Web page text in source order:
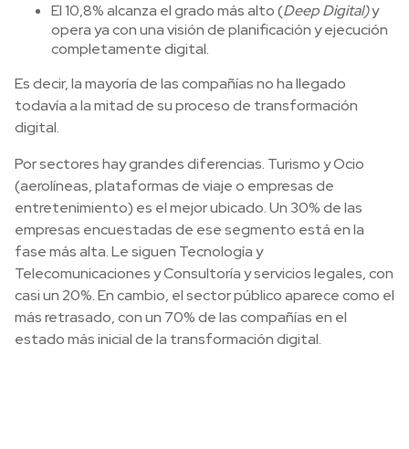
El 10,8% alcanza el grado más alto (Deep Digital)y
opera ya con una visión de planificación y ejecución
completamente digital.
Es decir, la mayoría de las compañías no ha llegado
todavía a la mitad de su proceso de transformación
digital.
Por sectores hay grandes diferencias. Turismo y Ocio
(aerolíneas, plataformas de viaje o empresas de
entretenimiento) es el mejor ubicado. Un 30% de las
empresas encuestadas de ese segmento está en la
fase más alta. Le siguen Tecnología y
Telecomunicaciones y Consultoría y servicios legales, con
casi un 20%. En cambio, el sector público aparece como el
más retrasado, con un 70% de las compañías en el
estado más inicial de la transformación digital.